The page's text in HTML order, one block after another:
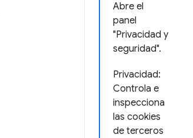
Abre el
panel
"Privacidad y
seguridad".
Privacidad:
Controla e
inspecciona
las cookies
de terceros